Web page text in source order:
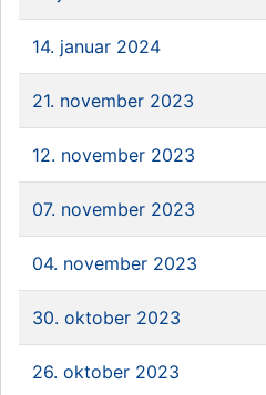
14. januar 2024
21. november 2023
12. november 2023
07. november 2023
04. november 2023
30. oktober 2023
26. oktober 2023